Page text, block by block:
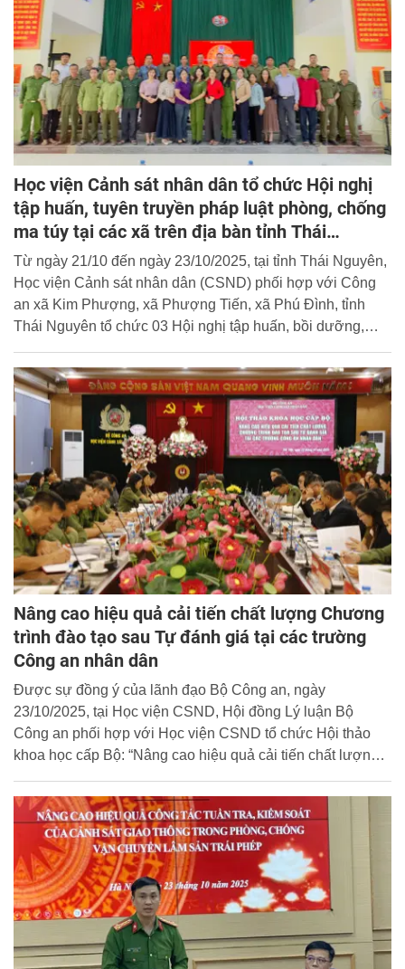
Học viện Cảnh sát nhân dân tổ chức Hội nghị
tập huấn, tuyên truyền pháp luật phòng, chống
ma túy tại các xã trên địa bàn tỉnh Thái
Nguyên
Từ ngày 21/10 đến ngày 23/10/2025, tại tỉnh Thái Nguyên,
Học viện Cảnh sát nhân dân (CSND) phối hợp với Công
an xã Kim Phượng, xã Phượng Tiến, xã Phú Đình, tỉnh
Thái Nguyên tổ chức 03 Hội nghị tập huấn, bồi dưỡng,
tuyên truyền pháp luật phòng, chống ma túy cho quần
chúng nhân dân tại địa bàn 03 xã.
Nâng cao hiệu quả cải tiến chất lượng Chương
trình đào tạo sau Tự đánh giá tại các trường
Công an nhân dân
Được sự đồng ý của lãnh đạo Bộ Công an, ngày
23/10/2025, tại Học viện CSND, Hội đồng Lý luận Bộ
Công an phối hợp với Học viện CSND tổ chức Hội thảo
khoa học cấp Bộ: “Nâng cao hiệu quả cải tiến chất lượng
Công an nhân dân”. Đại tá, TS. Nguyễn Đăng Sáu, Phó
Giám đốc Học viện CSND chủ trì Hội thảo.